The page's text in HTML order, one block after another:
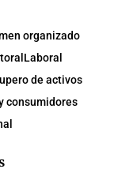
organizado
Laboral
de activos
consumidores